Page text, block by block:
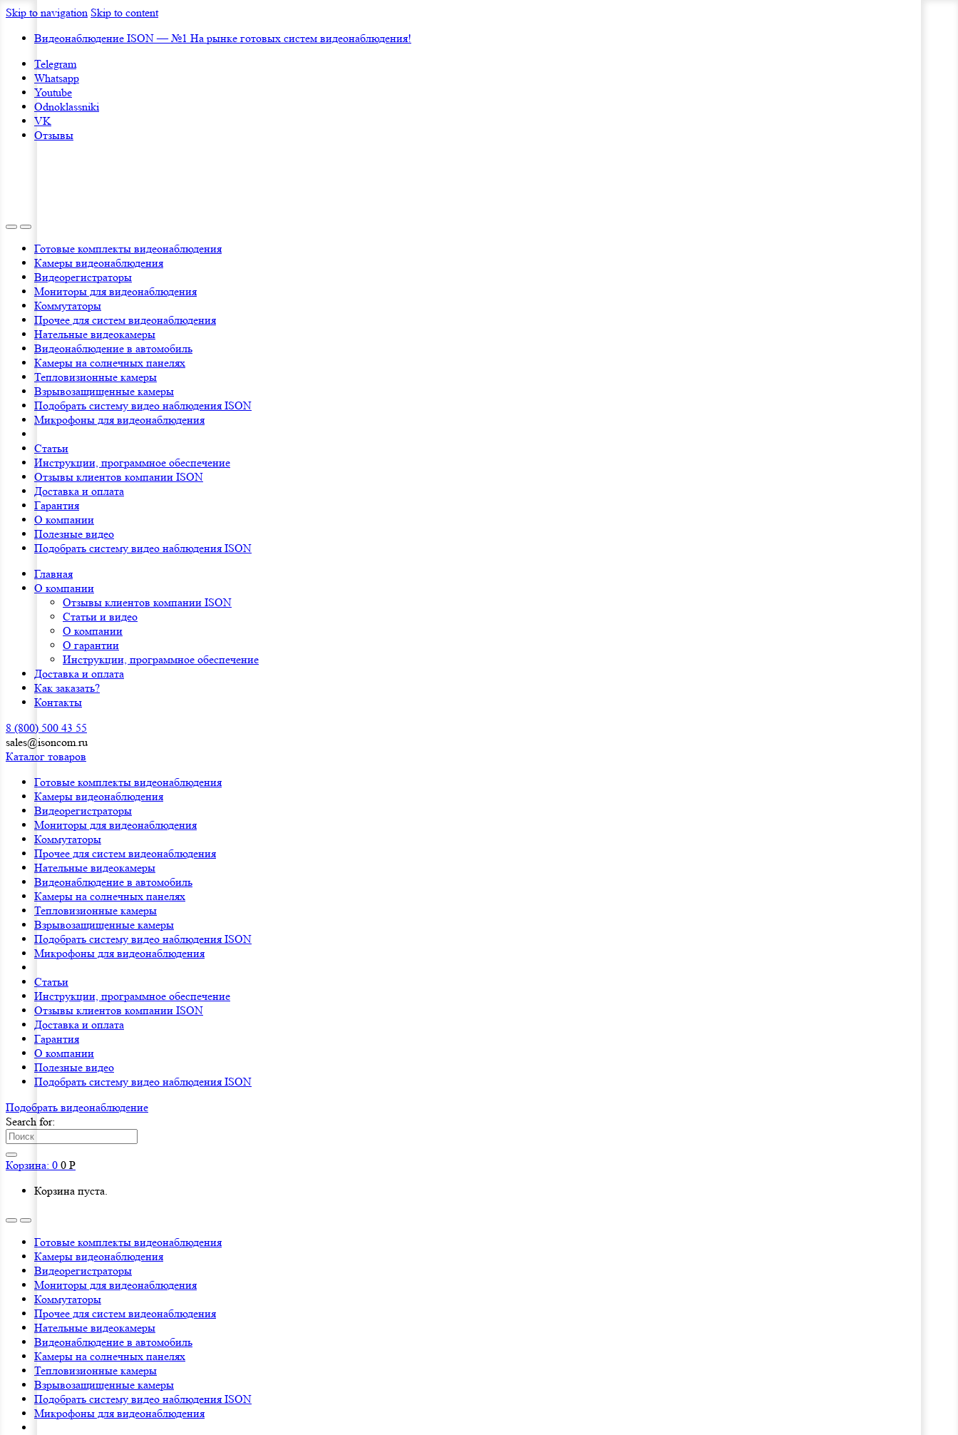
Skip to navigation Skip to content
Видеонаблюдение ISON — №1 На рынке готовых систем видеонаблюдения!
Telegram
Whatsapp
Youtube
Odnoklassniki
VK
Отзывы
Готовые комплекты видеонаблюдения
Камеры видеонаблюдения
Видеорегистраторы
Мониторы для видеонаблюдения
Коммутаторы
Прочее для систем видеонаблюдения
Нательные видеокамеры
Видеонаблюдение в автомобиль
Камеры на солнечных панелях
Тепловизионные камеры
Взрывозащищенные камеры
Подобрать систему видео наблюдения ISON
Микрофоны для видеонаблюдения
Статьи
Инструкции, программное обеспечение
Отзывы клиентов компании ISON
Доставка и оплата
Гарантия
О компании
Полезные видео
Подобрать систему видео наблюдения ISON
Главная
О компании
Отзывы клиентов компании ISON
Статьи и видео
О компании
О гарантии
Инструкции, программное обеспечение
Доставка и оплата
Как заказать?
Контакты
8 (800) 500 43 55
sales@isoncom.ru
Каталог товаров
Готовые комплекты видеонаблюдения
Камеры видеонаблюдения
Видеорегистраторы
Мониторы для видеонаблюдения
Коммутаторы
Прочее для систем видеонаблюдения
Нательные видеокамеры
Видеонаблюдение в автомобиль
Камеры на солнечных панелях
Тепловизионные камеры
Взрывозащищенные камеры
Подобрать систему видео наблюдения ISON
Микрофоны для видеонаблюдения
Статьи
Инструкции, программное обеспечение
Отзывы клиентов компании ISON
Доставка и оплата
Гарантия
О компании
Полезные видео
Подобрать систему видео наблюдения ISON
Подобрать видеонаблюдениe
Search for:
Корзина: 0 0 Р
Корзина пуста.
Готовые комплекты видеонаблюдения
Камеры видеонаблюдения
Видеорегистраторы
Мониторы для видеонаблюдения
Коммутаторы
Прочее для систем видеонаблюдения
Нательные видеокамеры
Видеонаблюдение в автомобиль
Камеры на солнечных панелях
Тепловизионные камеры
Взрывозащищенные камеры
Подобрать систему видео наблюдения ISON
Микрофоны для видеонаблюдения